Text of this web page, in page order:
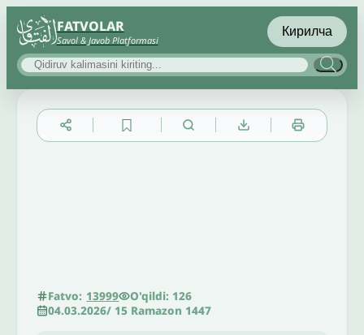
FATVOLAR
Savol & Javob Platformasi
Кирилча
Fatvo: 13999
O'qildi: 126
04.03.2026/ 15 Ramazon 1447